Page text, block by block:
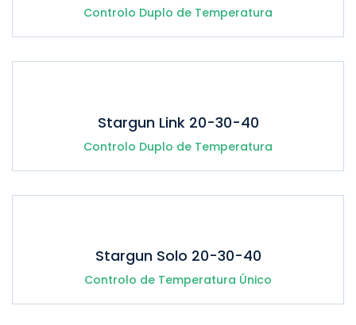
Controlo Duplo de Temperatura
Stargun Link 20-30-40
Controlo Duplo de Temperatura
Stargun Solo 20-30-40
Controlo de Temperatura Único